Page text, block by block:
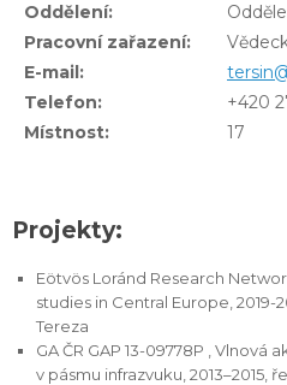
Oddělení:
Pracovní zařazení:
E-mail:
Telefon:
+420
Místnost:
17
Projekty:
Eötvös Loránd Research
studies in Central Europe, 2019-
Tereza
GA ČR GAP 13-09778P ,
v pásmu infrazvuku, 2013–2015,